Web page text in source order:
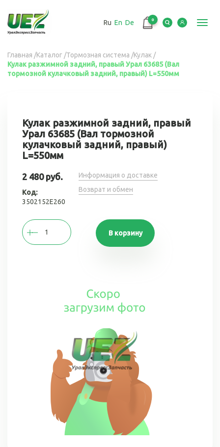
основному
содержанию
Ru En De 0
Вы
здесь
Главная /Каталог /Тормозная система /Кулак /
Кулак разжимной задний, правый Урал 63685 (Вал
тормозной кулачковый задний, правый) L=550мм
Кулак разжимной задний, правый
Урал 63685 (Вал тормозной
кулачковый задний, правый)
L=550мм
2 480 руб.
Код:
3502152Е260
Информация о доставке
Возврат и обмен
В корзину